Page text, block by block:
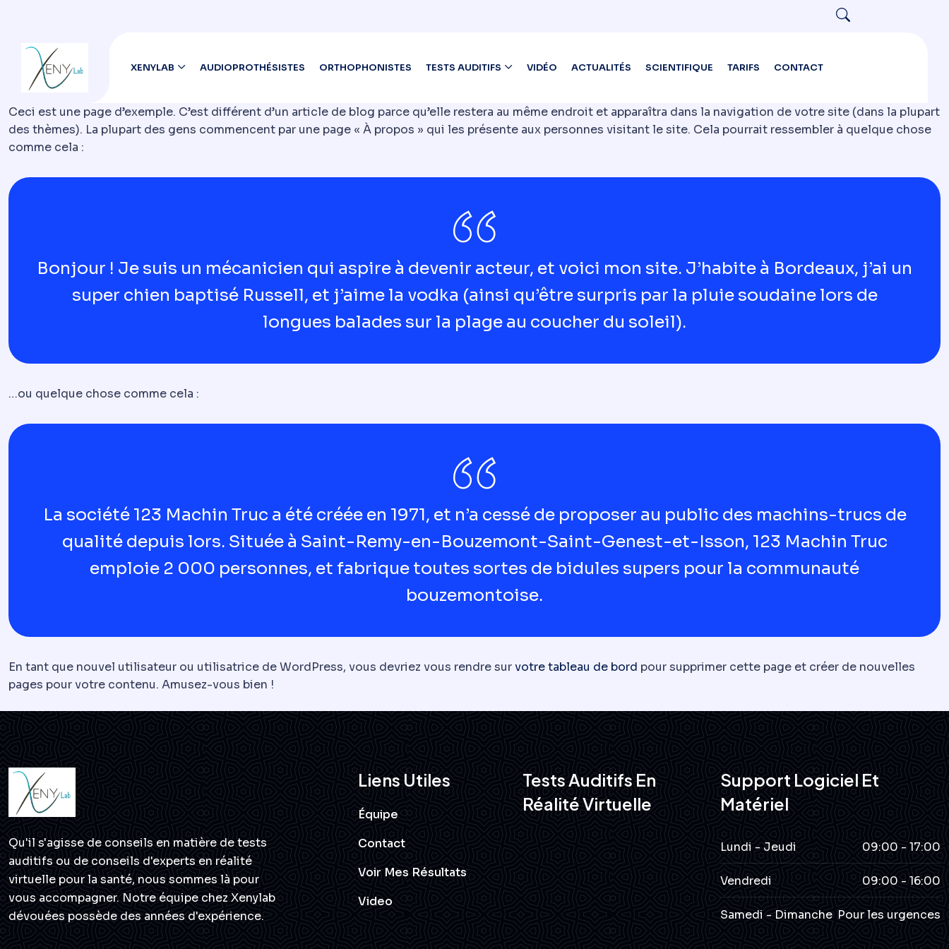
XENYLAB AUDIOPROTHÉSISTES ORTHOPHONISTES TESTS AUDITIFS VIDÉO ACTUALITÉS SCIENTIFIQUE TARIFS CONTACT
Ceci est une page d’exemple. C’est différent d’un article de blog parce qu’elle restera au même endroit et apparaîtra dans la navigation de votre site (dans la plupart
des thèmes). La plupart des gens commencent par une page « À propos » qui les présente aux personnes visitant le site. Cela pourrait ressembler à quelque chose
comme cela :
Bonjour ! Je suis un mécanicien qui aspire à devenir acteur, et voici mon site. J’habite à Bordeaux, j’ai un
super chien baptisé Russell, et j’aime la vodka (ainsi qu’être surpris par la pluie soudaine lors de
longues balades sur la plage au coucher du soleil).
…ou quelque chose comme cela :
La société 123 Machin Truc a été créée en 1971, et n’a cessé de proposer au public des machins-trucs de
qualité depuis lors. Située à Saint-Remy-en-Bouzemont-Saint-Genest-et-Isson, 123 Machin Truc
emploie 2 000 personnes, et fabrique toutes sortes de bidules supers pour la communauté
bouzemontoise.
En tant que nouvel utilisateur ou utilisatrice de WordPress, vous devriez vous rendre survotre tableau de bord pour supprimer cette page et créer de nouvelles
pages pour votre contenu. Amusez-vous bien !
Qu'il s'agisse de conseils en matière de tests
auditifs ou de conseils d'experts en réalité
virtuelle pour la santé, nous sommes là pour
vous accompagner. Notre équipe chez Xenylab
dévouées possède des années d'expérience.
Liens Utiles
Équipe
Contact
Voir Mes Résultats
Video
Tests Auditifs En
Réalité Virtuelle
Support Logiciel Et
Matériel
Lundi - Jeudi 09:00 - 17:00
Vendredi 09:00 - 16:00
Samedi - Dimanche Pour les urgences